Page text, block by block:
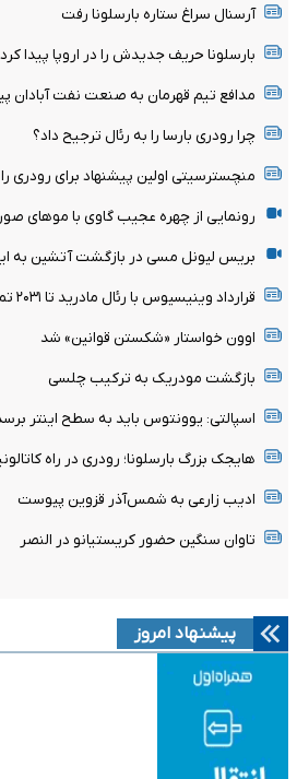
آرسنال سراغ ستاره بارسلونا رفت
بارسلونا حریف جدیدش را در اروپا پیدا کرد
مدافع تیم قهرمان به صنعت نفت آبادان
چرا رودری بارسا را به رئال ترجیح داد؟
منچسترسیتی اولین پیشنهاد برای رودری
رونمایی از چهره عجیب گاوی با موهای
بریس لیونل مسی در بازگشت آتشین به
قرارداد وینیسیوس با رئال مادرید تا ۲۰۳۱ تمدید شد
اوون خواستار «شکستن قوانین» شد
بازگشت مودریک به ترکیب چلسی
اسپالتی: یوونتوس باید به سطح اینتر
هایجک بزرگ بارسلونا؛ رودری در راه
ادیب زارعی به شمس‌آذر قزوین پیوست
تاوان سنگین حضور کریستیانو در النصر
پیشنهاد امروز